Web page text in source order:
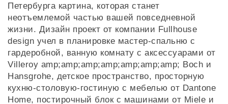
Петербурга картина, которая станет
неотъемлемой частью вашей повседневной
жизни. Дизайн проект от компании Fullhouse
design учел в планировке мастер-спальню с
гардеробной, ванную комнату с аксессуарами от
Villeroy amp;amp;amp;amp;amp;amp;amp; Boch и
Hansgrohe, детское пространство, просторную
кухню-столовую-гостиную с мебелью от Dantone
Home, постирочный блок с машинами от Miele и